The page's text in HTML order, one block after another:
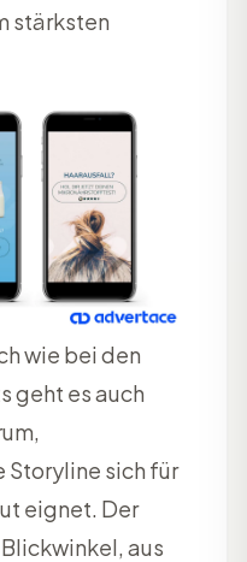
stärksten
wie bei den
geht es auch
Storyline sich für
eignet. Der
aus